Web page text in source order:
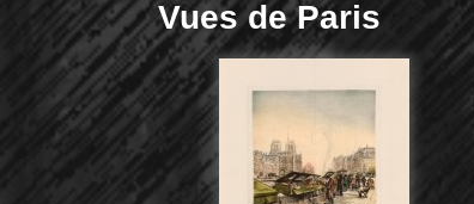
Vues de Paris